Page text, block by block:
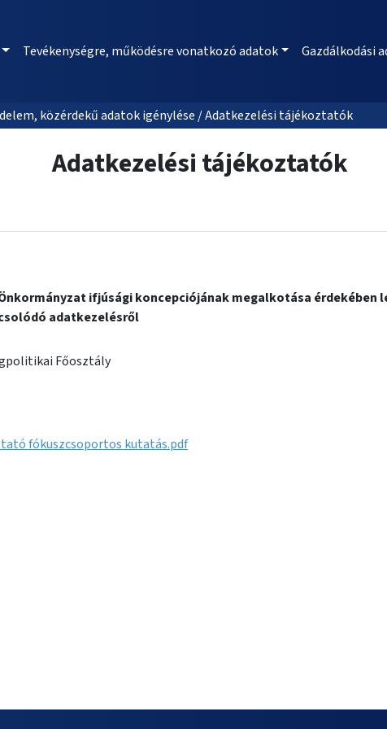
Tevékenységre, működésre vonatkozó adatok Gazdálkodási
közérdekű adatok igénylése / Adatkezelési tájékoztatók
Adatkezelési tájékoztatók
ifjúsági koncepciójának megalkotása
adatkezelésről
Főosztály
fókuszcsoportos kutatás.pdf